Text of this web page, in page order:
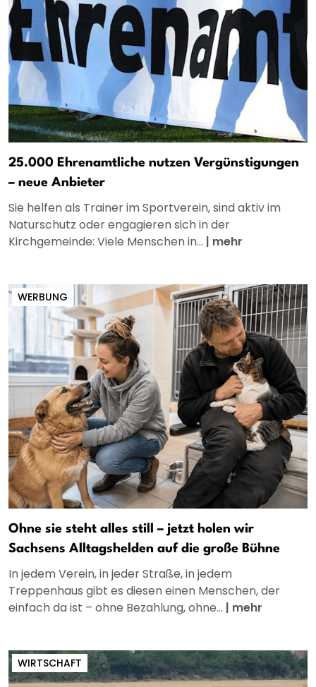
25.000 Ehrenamtliche nutzen Vergünstigungen
– neue Anbieter
Sie helfen als Trainer im Sportverein, sind aktiv im
Naturschutz oder engagieren sich in der
Kirchgemeinde: Viele Menschen in... | mehr
WERBUNG
Ohne sie steht alles still – jetzt holen wir
Sachsens Alltagshelden auf die große Bühne
In jedem Verein, in jeder Straße, in jedem
Treppenhaus gibt es diesen einen Menschen, der
einfach da ist – ohne Bezahlung, ohne... | mehr
WIRTSCHAFT